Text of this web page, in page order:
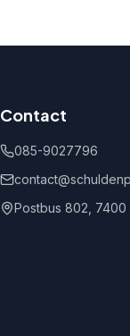
Contact
085-9027796
Postbus 802, 7400